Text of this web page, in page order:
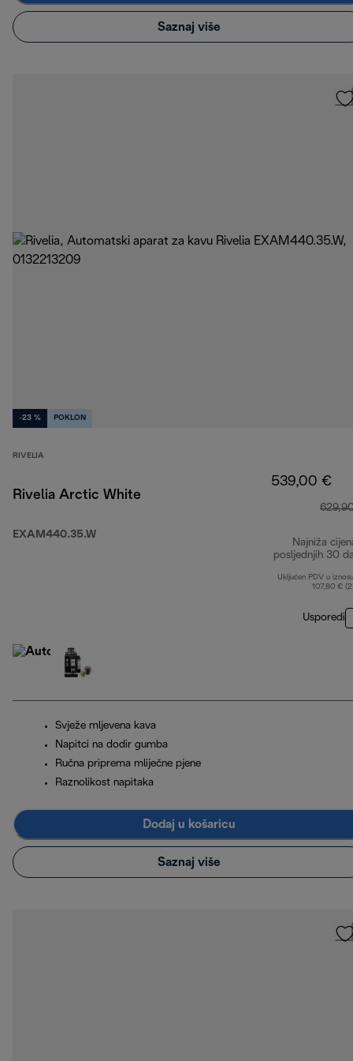
Saznaj više
-23 % POKLON
RIVELIA
Rivelia Arctic White
EXAM440.35.W
539,00 €
Najniža
posljednjih 30
Uključen PDV u
107,80 €
Usporedi
Svježe mljevena kava
Napitci na dodir gumba
Ručna priprema mliječne pjene
Raznolikost napitaka
Dodaj u košaricu
Saznaj više